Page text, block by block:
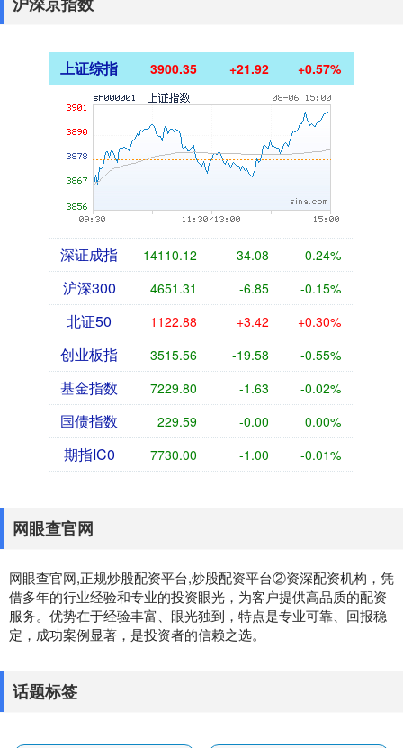
上证综指 3900.35 +21.92 +0.57%
深证成指 14110.12 -34.08 -0.24%
沪深300 4651.31 -6.85 -0.15%
北证50 1122.88 +3.42 +0.30%
创业板指 3515.56 -19.58 -0.55%
基金指数 7229.80 -1.63 -0.02%
国债指数 229.59 -0.00 0.00%
期指IC0 7730.00 -1.00 -0.01%
网眼查官网
网眼查官网,正规炒股配资平台,炒股配资平台②资深配资机构，凭
借多年的行业经验和专业的投资眼光，为客户提供高品质的配资
服务。优势在于经验丰富、眼光独到，特点是专业可靠、回报稳
定，成功案例显著，是投资者的信赖之选。
话题标签